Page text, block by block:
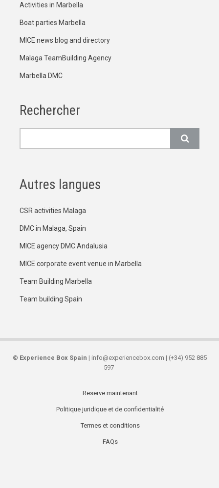
Activities in Marbella
Boat parties Marbella
MICE news blog and directory
Malaga TeamBuilding Agency
Marbella DMC
Rechercher
Autres langues
CSR activities Malaga
DMC in Malaga, Spain
MICE agency DMC Andalusia
MICE corporate event venue in Marbella
Team Building Marbella
Team building Spain
© Experience Box Spain | info@experiencebox.com | (+34) 952 885
597
Secondary
Reserve maintenant
Politique juridique et de confidentialité
Termes et conditions
FAQs